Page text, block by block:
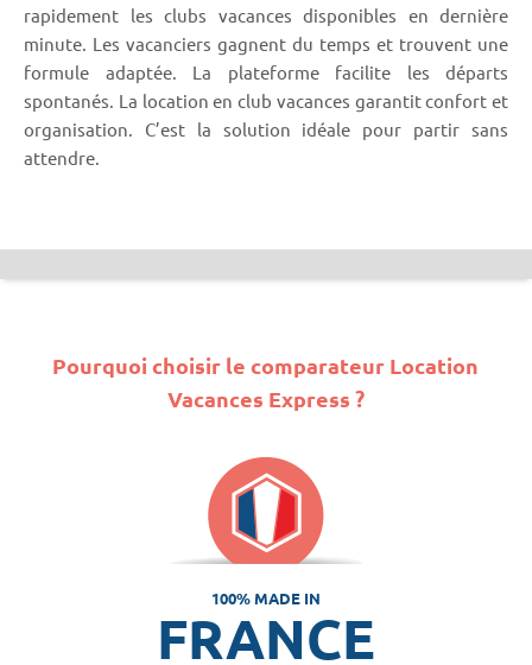
rapidement les clubs vacances disponibles en dernière
minute. Les vacanciers gagnent du temps et trouvent une
formule adaptée. La plateforme facilite les départs
spontanés. La location en club vacances garantit confort et
organisation. C’est la solution idéale pour partir sans
attendre.
Pourquoi choisir le comparateur Location
Vacances Express ?
100% MADE IN
FRANCE